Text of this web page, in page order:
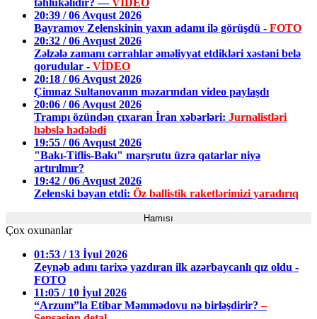
təhlükəlidir? —VİDEO
20:39 / 06 Avqust 2026
Bayramov Zelenskinin yaxın adamı ilə görüşdü - FOTO
20:32 / 06 Avqust 2026
Zəlzələ zamanı cərrahlar əməliyyat etdikləri xəstəni belə
qorudular - VİDEO
20:18 / 06 Avqust 2026
Çimnaz Sultanovanın məzarından video paylaşdı
20:06 / 06 Avqust 2026
Trampı özündən çıxaran İran xəbərləri: Jurnalistləri
həbslə hədələdi
19:55 / 06 Avqust 2026
"Bakı-Tiflis-Bakı" marşrutu üzrə qatarlar niyə
artırılmır?
19:42 / 06 Avqust 2026
Zelenski bəyan etdi: Öz ballistik raketlərimizi yaradırıq
Hamısı
Çox oxunanlar
01:53 / 13 İyul 2026
Zeynəb adını tarixə yazdıran ilk azərbaycanlı qız oldu -
FOTO
11:05 / 10 İyul 2026
“Arzum”la Etibar Məmmədovu nə birləşdirir?–